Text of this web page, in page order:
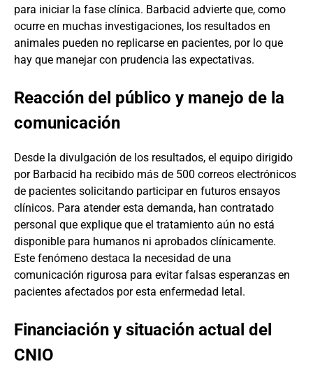
para iniciar la fase clínica. Barbacid advierte que, como
ocurre en muchas investigaciones, los resultados en
animales pueden no replicarse en pacientes, por lo que
hay que manejar con prudencia las expectativas.
Reacción del público y manejo de la
comunicación
Desde la divulgación de los resultados, el equipo dirigido
por Barbacid ha recibido más de 500 correos electrónicos
de pacientes solicitando participar en futuros ensayos
clínicos. Para atender esta demanda, han contratado
personal que explique que el tratamiento aún no está
disponible para humanos ni aprobados clínicamente.
Este fenómeno destaca la necesidad de una
comunicación rigurosa para evitar falsas esperanzas en
pacientes afectados por esta enfermedad letal.
Financiación y situación actual del
CNIO